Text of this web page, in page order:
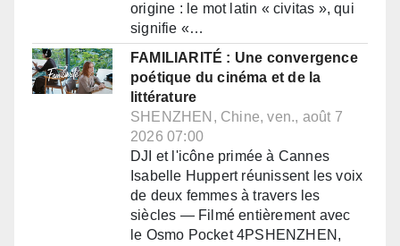
origine : le mot latin « civitas », qui
signifie «…
FAMILIARITÉ : Une convergence
poétique du cinéma et de la
littérature
SHENZHEN, Chine, ven., août 7
2026 07:00
DJI et l'icône primée à Cannes
Isabelle Huppert réunissent les voix
de deux femmes à travers les
siècles — Filmé entièrement avec
le Osmo Pocket 4PSHENZHEN,